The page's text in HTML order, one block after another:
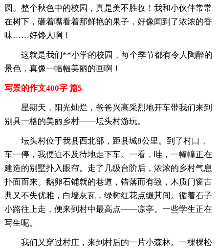
圆。整个秋色中的校园，真是美不胜收！我和小伙伴常常
在树下，砸着嘴看着那鲜艳的果子，好像闻到了浓浓的香
味……好馋人啊！
这就是我们**小学的校园，每个季节都有令人陶醉的
景色，真像一幅幅美丽的画啊！
写景的作文400字 篇5
星期天，阳光灿烂，爸爸兴高采烈地开车带我们来到
别具一格的美丽乡村——坛头村游玩。
坛头村位于我县西北部，距县城8公里。到了村口，
车一停，我便迫不及待地走下车。一看，哇，一幢幢正在
建造的别墅扑入眼帘。走了几级台阶后，浓浓的乡村气息
扑面而来。鹅卵石铺就的巷道，错落而有致，木质门窗古
典又不失优雅，白墙灰瓦，绿树红花点缀其间。循着石子
小路往上走，便来到村中最高点——凉亭。一些学生正在
写生呢。
我们又穿过村庄，来到村后的一片小森林。一棵棵松